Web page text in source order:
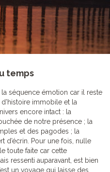
temps
la séquence émotion car il reste
immobile et la
encore intact : la
de notre présence ; la
et des pagodes ; la
d’écrin. Pour une fois, nulle
toute faite car cette
ressenti auparavant, est bien
un voyage qui laisse des